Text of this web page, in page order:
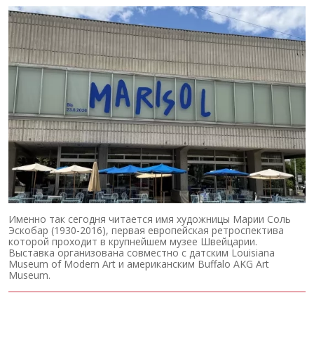
Именно так сегодня читается имя художницы Марии Соль
Эскобар (1930-2016), первая европейская ретроспектива
которой проходит в крупнейшем музее Швейцарии.
Выставка организована совместно с датским Louisiana
Museum of Modern Art и американским Buffalo AKG Art
Museum.